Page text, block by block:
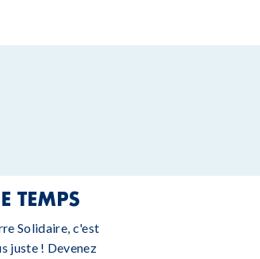
TEMPS
Solidaire, c'est
juste ! Devenez